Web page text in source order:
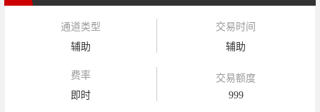
通道类型
辅助
交易时间
辅助
费率
即时
交易额度
999